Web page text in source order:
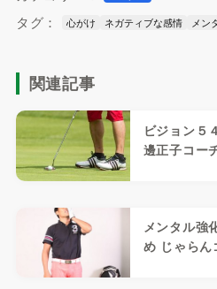
タグ： 心がけ ネガティブな感情 メン
関連記事
ビジョン５
邊正子コー
メンタル強
め じゃらん